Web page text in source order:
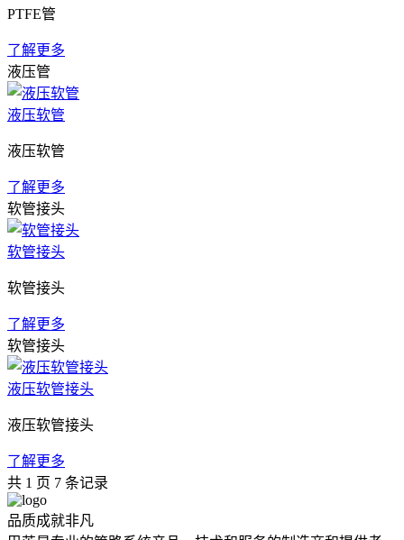
PTFE管
了解更多
液压管
液压软管
液压软管
了解更多
软管接头
软管接头
软管接头
了解更多
软管接头
液压软管接头
液压软管接头
了解更多
共 1 页 7 条记录
品质成就非凡